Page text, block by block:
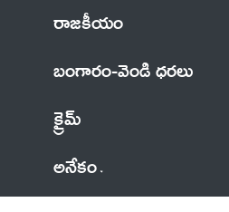
రాజకీయం
బంగారం-వెండి ధరలు
క్రైమ్
అనేకం